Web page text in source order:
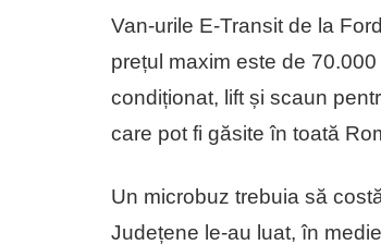
Van-urile E-Transit de la
prețul maxim este de
condiționat, lift și scaun
care pot fi găsite în toată
Un microbuz trebuia să
Județene le-au luat, în